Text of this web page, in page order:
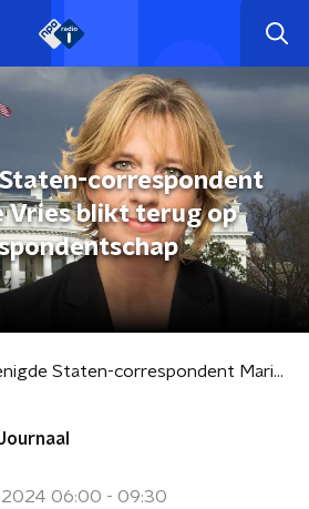
correspondent
Vries blikt terug op
Verenigde Staten-correspondent Marieke de Vries blikt terug op haar correspondentschap
2024 06:00 - 09:30